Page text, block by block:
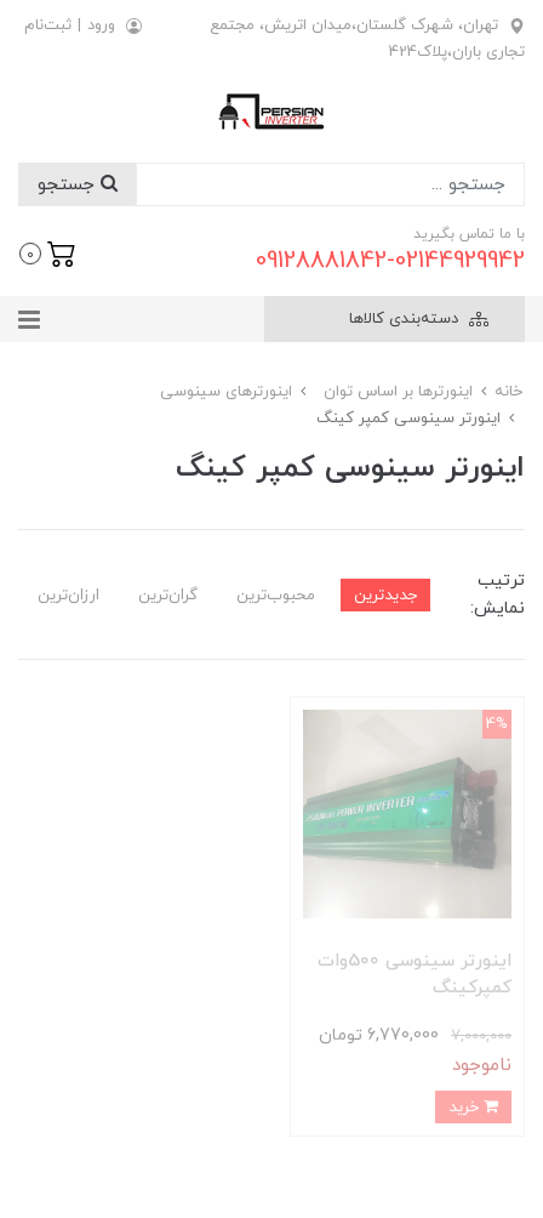
تهران، شهرک گلستان،میدان اتریش، مجتمع
تجاری باران،پلاک424
ورود | ثبت‌نام
با ما تماس بگیرید
09128881842-02144929942
0
دسته‌بندی کالاها
خانه اینورترها بر اساس توان
اینورترهای سینوسی
اینورتر سینوسی کمپر کینگ
اینورتر سینوسی کمپر کینگ
ترتیب
نمایش:
جدیدترین محبوب‌ترین گران‌ترین ارزان‌ترین
اینورتر سینوسی 500وات
کمپرکینگ
7,000,000 6,770,000 تومان
4%
ناموجود